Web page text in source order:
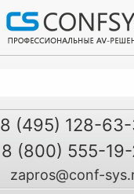
8 (495) 128-
8 (800) 555-
zapros@conf-